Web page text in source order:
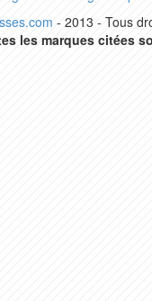
- 2013 - Tous
les marques citées